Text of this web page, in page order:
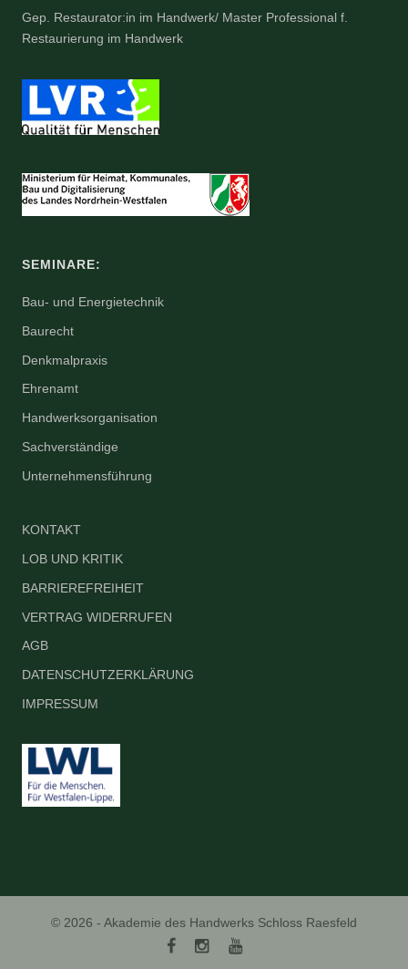
Gep. Restaurator:in im Handwerk/ Master Professional f.
Restaurierung im Handwerk
SEMINARE:
Bau- und Energietechnik
Baurecht
Denkmalpraxis
Ehrenamt
Handwerksorganisation
Sachverständige
Unternehmensführung
KONTAKT
LOB UND KRITIK
BARRIEREFREIHEIT
VERTRAG WIDERRUFEN
AGB
DATENSCHUTZERKLÄRUNG
IMPRESSUM
© 2026 - Akademie des Handwerks Schloss Raesfeld